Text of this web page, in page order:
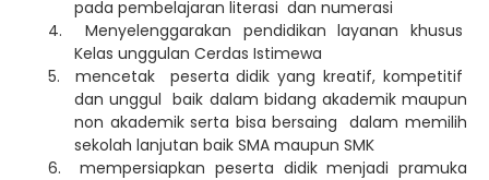
pada pembelajaran literasi dan numerasi
4.Menyelenggarakan pendidikan layanan khusus
Kelas unggulan Cerdas Istimewa
5. mencetak peserta didik yang kreatif, kompetitif
dan unggul baik dalam bidang akademik maupun
non akademik serta bisa bersaing dalam memilih
sekolah lanjutan baik SMA maupun SMK
6.mempersiapkan peserta didik menjadi pramuka